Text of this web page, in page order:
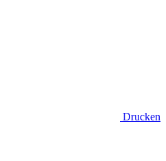
Drucken